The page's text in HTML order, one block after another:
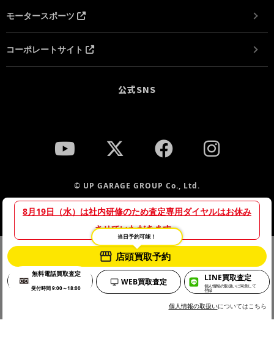
8月19日（水）は社内研修のため査定専用ダイヤルはお休み
させていただきます。
当日予約可能！
店頭買取予約
無料電話買取査定
受付時間 9:00～18:00
WEB買取査定 LINE買取査定
個人情報の取扱いに同意して
登録
個人情報の取扱いについてはこちら
モータースポーツ
コーポレートサイト
公式SNS
© UP GARAGE GROUP Co., Ltd.
当サイトでは、サイトの利便性向上や利用状況の分析のために
Cookieを使用しています。詳細は「プライバシーポリシー」をご
確認のうえ、Cookieの使用にご同意ください。